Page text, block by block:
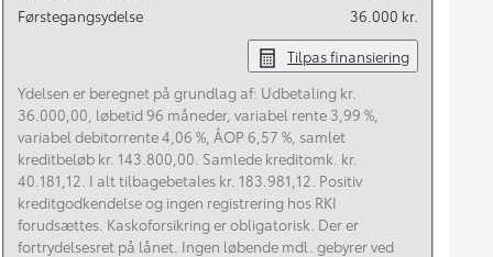
Førstegangsydelse
36.000 kr.
Tilpas finansiering
Ydelsen er beregnet på grundlag af: Udbetaling kr.
36.000,00, løbetid 96 måneder, variabel rente 3,99 %,
variabel debitorrente 4,06 %, ÅOP 6,57 %, samlet
kreditbeløb kr. 143.800,00. Samlede kreditomk. kr.
40.181,12. I alt tilbagebetales kr. 183.981,12. Positiv
kreditgodkendelse og ingen registrering hos RKI
forudsættes. Kaskoforsikring er obligatorisk. Der er
fortrydelsesret på lånet. Ingen løbende mdl. gebyrer ved